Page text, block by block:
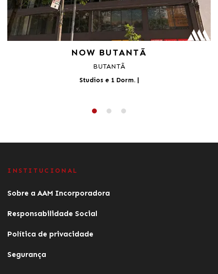
NOW BUTANTÃ
BUTANTÃ
Studios e 1 Dorm.|
INSTITUCIONAL
Sobre a AAM Incorporadora
Responsabilidade Social
Política de privacidade
Segurança